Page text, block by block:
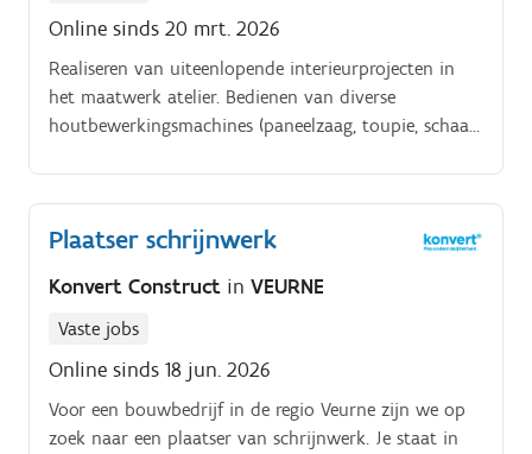
Online sinds 20 mrt. 2026
Realiseren van uiteenlopende interieurprojecten in
het maatwerk atelier. Bedienen van diverse
houtbewerkingsmachines (paneelzaag, toupie, schaaf,
…).
Plaatser schrijnwerk
Konvert Construct in VEURNE
Vaste jobs
Online sinds 18 jun. 2026
Voor een bouwbedrijf in de regio Veurne zijn we op
zoek naar een plaatser van schrijnwerk. Je staat in